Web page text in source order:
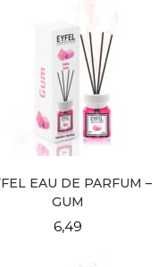
EAU DE PARFUM –
GUM
6,49